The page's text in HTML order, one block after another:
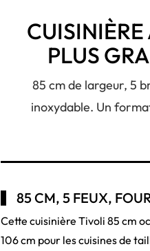
PLUS
85 cm de largeur, 5
inoxydable. Un
85 CM, 5 FEUX,
Cette cuisinière Tivoli 85 cm
106 cm pour les cuisines de